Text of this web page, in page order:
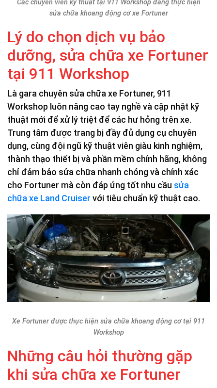
Các chuyên viên kỹ thuật tại 911 Workshop đang thực hiện
sửa chữa khoang động cơ xe Fortuner
Lý do chọn dịch vụ bảo
dưỡng, sửa chữa xe Fortuner
tại 911 Workshop
Là gara chuyên sửa chữa xe Fortuner, 911
Workshop luôn nâng cao tay nghề và cập nhật kỹ
thuật mới để xử lý triệt để các hư hỏng trên xe.
Trung tâm được trang bị đầy đủ dụng cụ chuyên
dụng, cùng đội ngũ kỹ thuật viên giàu kinh nghiệm,
thành thạo thiết bị và phần mềm chính hãng, không
chỉ đảm bảo sửa chữa nhanh chóng và chính xác
cho Fortuner mà còn đáp ứng tốt nhu cầu sửa
chữa xe Land Cruiser với tiêu chuẩn kỹ thuật cao.
Xe Fortuner được thực hiện sửa chữa khoang động cơ tại 911
Workshop
Những câu hỏi thường gặp
khi sửa chữa xe Fortuner